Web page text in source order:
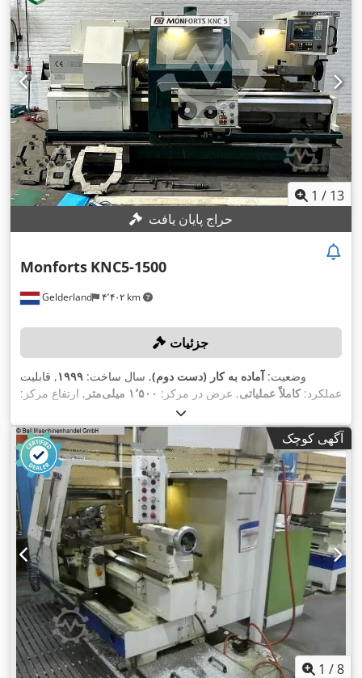
1 / 13
حراج پایان یافت
Gelderland ۴٬۴۰۲ km
Monforts KNC5-1500
جزئیات
وضعیت: آماده به کار (دست دوم), سال ساخت: ۱۹۹۹, قابلیت
عملکرد:کاملاً عملیاتی, عرض در مرکز: ۱٬۵۰۰ میلی‌متر
, ارتفاع مرکز:
, قطر نوسان روی کشویی عرضی:
حداکثر سرعت اسپیندل:۲٬۸۰۰ دور/دقیقه , مدل کنترلر:Monforts
Control System MTC K, آگهی کوچک
1 /8